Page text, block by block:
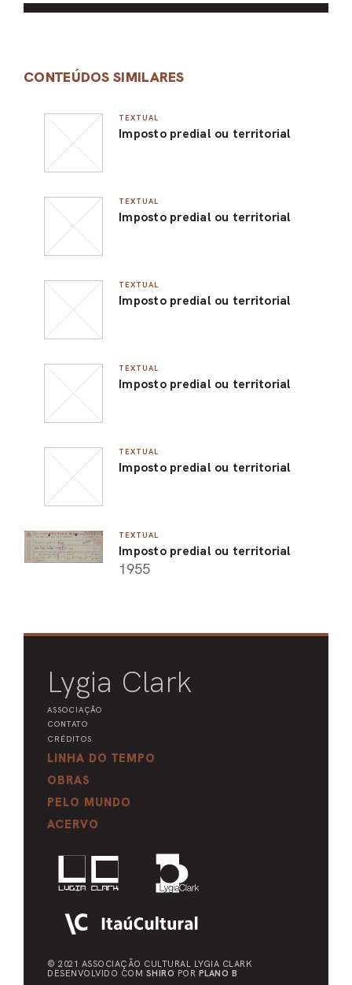
CONTEÚDOS SIMILARES
TEXTUAL
Imposto predial ou territorial
TEXTUAL
Imposto predial ou territorial
TEXTUAL
Imposto predial ou territorial
TEXTUAL
Imposto predial ou territorial
TEXTUAL
Imposto predial ou territorial
TEXTUAL
Imposto predial ou territorial
1955
Lygia Clark
ASSOCIAÇÃO
CONTATO
CRÉDITOS
LINHA DO TEMPO
OBRAS
PELO MUNDO
ACERVO
© 2021 ASSOCIAÇÃO CULTURAL LYGIA CLARK
DESENVOLVIDO COM SHIRO POR PLANO B